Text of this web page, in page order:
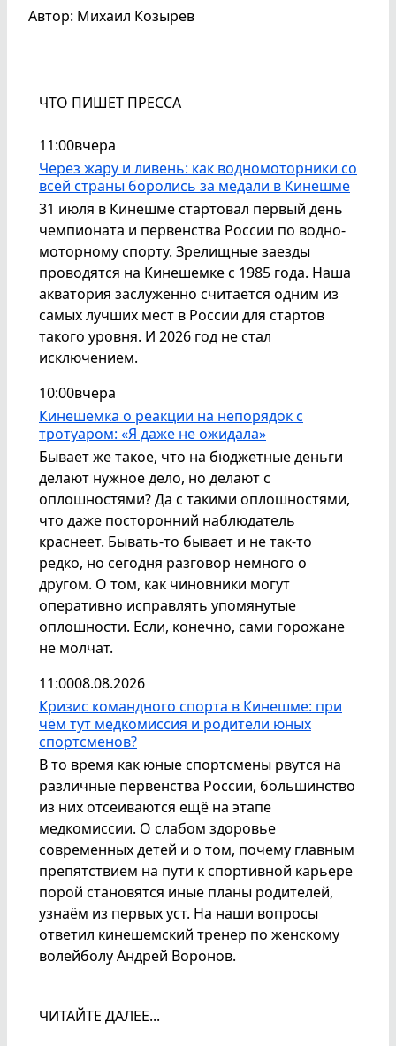
Автор: Михаил Козырев
ЧТО ПИШЕТ ПРЕССА
11:00вчера
Через жару и ливень: как водномоторники со
всей страны боролись за медали в Кинешме
31 июля в Кинешме стартовал первый день
чемпионата и первенства России по водно-
моторному спорту. Зрелищные заезды
проводятся на Кинешемке с 1985 года. Наша
акватория заслуженно считается одним из
самых лучших мест в России для стартов
такого уровня. И 2026 год не стал
исключением.
10:00вчера
Кинешемка о реакции на непорядок с
тротуаром: «Я даже не ожидала»
Бывает же такое, что на бюджетные деньги
делают нужное дело, но делают с
оплошностями? Да с такими оплошностями,
что даже посторонний наблюдатель
краснеет. Бывать-то бывает и не так-то
редко, но сегодня разговор немного о
другом. О том, как чиновники могут
оперативно исправлять упомянутые
оплошности. Если, конечно, сами горожане
не молчат.
11:0008.08.2026
Кризис командного спорта в Кинешме: при
чём тут медкомиссия и родители юных
спортсменов?
В то время как юные спортсмены рвутся на
различные первенства России, большинство
из них отсеиваются ещё на этапе
медкомиссии. О слабом здоровье
современных детей и о том, почему главным
препятствием на пути к спортивной карьере
порой становятся иные планы родителей,
узнаём из первых уст. На наши вопросы
ответил кинешемский тренер по женскому
волейболу Андрей Воронов.
ЧИТАЙТЕ ДАЛЕЕ...